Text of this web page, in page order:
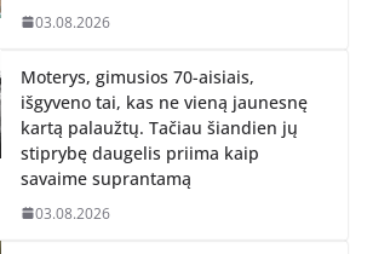
03.08.2026
Moterys, gimusios 70-aisiais,
išgyveno tai, kas ne vieną jaunesnę
kartą palaužtų. Tačiau šiandien jų
stiprybę daugelis priima kaip
savaime suprantamą
03.08.2026